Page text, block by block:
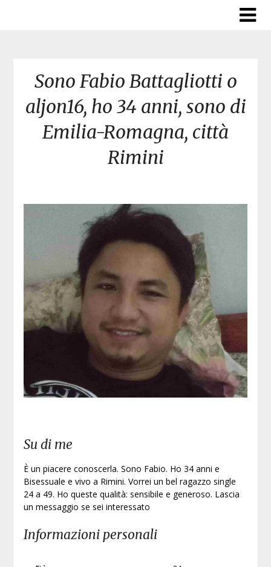
Sono Fabio Battagliotti o
aljon16, ho 34 anni, sono di
Emilia-Romagna, città
Rimini
Su di me
È un piacere conoscerla. Sono Fabio. Ho 34 anni e
Bisessuale e vivo a Rimini. Vorrei un bel ragazzo single
24 a 49. Ho queste qualità: sensibile e generoso. Lascia
un messaggio se sei interessato
Informazioni personali